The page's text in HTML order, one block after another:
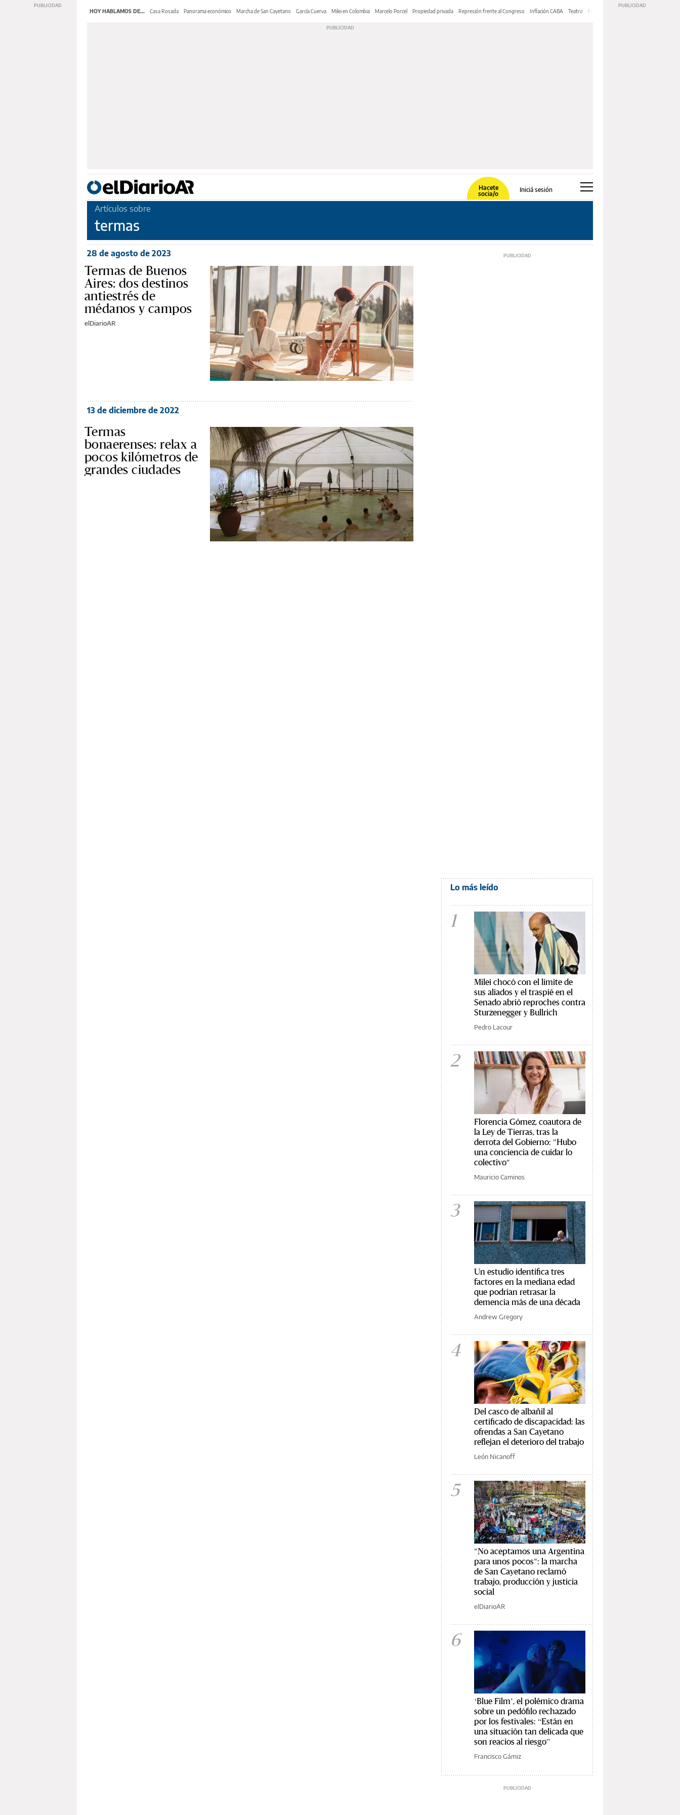
HOY HABLAMOS DE... Casa Rosada Panorama económico Marcha de San Cayetano García Cuerva Milei en Colombia Marcelo Porcel Propiedad privada Represión frente al Congreso Inflación CABA Teatro Feria de Editores
Hacete
socia/o
Iniciá sesión
Artículos sobre
termas
28 de agosto de 2023
Termas de Buenos
Aires: dos destinos
antiestrés de
médanos y campos
elDiarioAR
13 de diciembre de 2022
Termas
bonaerenses: relax a
pocos kilómetros de
grandes ciudades
Lo más leído
1
Milei chocó con el límite de
sus aliados y el traspié en el
Senado abrió reproches contra
Sturzenegger y Bullrich
Pedro Lacour
2
Florencia Gómez, coautora de
la Ley de Tierras, tras la
derrota del Gobierno: "Hubo
una conciencia de cuidar lo
colectivo"
Mauricio Caminos
3
Un estudio identifica tres
factores en la mediana edad
que podrían retrasar la
demencia más de una década
Andrew Gregory
4
Del casco de albañil al
certificado de discapacidad: las
ofrendas a San Cayetano
reflejan el deterioro del trabajo
León Nicanoff
5
"No aceptamos una Argentina
para unos pocos": la marcha
de San Cayetano reclamó
trabajo, producción y justicia
social
elDiarioAR
6
‘Blue Film’, el polémico drama
sobre un pedófilo rechazado
por los festivales: “Están en
una situación tan delicada que
son reacios al riesgo”
Francisco Gámiz